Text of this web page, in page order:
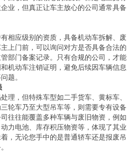
业，但真正让车主放心的公司通常具备
相应级别的资质，具备机动车拆解、废
上门前，可以询问对方是否具备合法的
部门备案记录。只有合规的公司，才能
机动车注销证明，避免后续因车辆信息
题。
理，但特殊车型如二手货车、黄标车、
轮车乃至大型吊车等，则需要专有设备
往往能覆盖多种车辆与废旧物资，例如
力电池、库存积压物资等，体现了其业
，无论您手中的是普通轿车还是报废吊